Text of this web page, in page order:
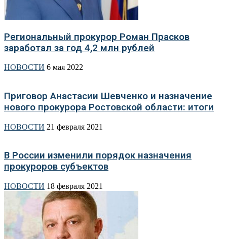
Региональный прокурор Роман Прасков
заработал за год 4,2 млн рублей
НОВОСТИ 6 мая 2022
Приговор Анастасии Шевченко и назначение
нового прокурора Ростовской области: итоги
НОВОСТИ 21 февраля 2021
В России изменили порядок назначения
прокуроров субъектов
НОВОСТИ 18 февраля 2021